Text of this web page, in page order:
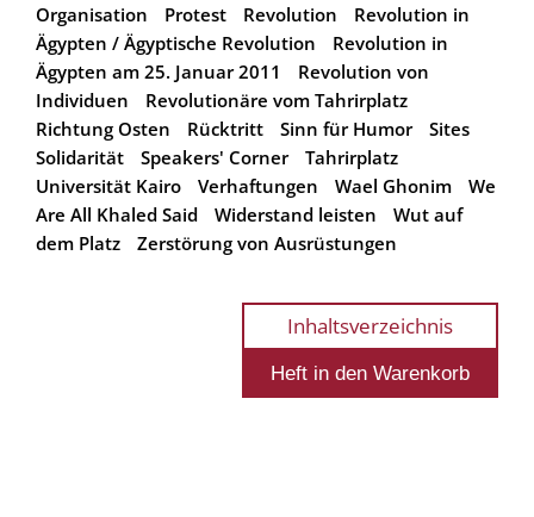
Organisation
Protest Revolution
Revolution in
Ägypten / Ägyptische Revolution
Revolution in
Ägypten am 25. Januar 2011
Revolution von
Individuen
Revolutionäre vom Tahrirplatz
Richtung Osten
Rücktritt Sinn für Humor
Sites
Solidarität
Speakers' Corner
Tahrirplatz
Universität Kairo
Verhaftungen Wael Ghonim
We
Are All Khaled Said
Widerstand leisten
Wut auf
dem Platz
Zerstörung von Ausrüstungen
Inhaltsverzeichnis